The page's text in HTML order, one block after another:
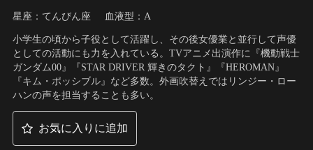
星座：てんびん座 血液型：A
小学生の頃から子役として活躍し、その後女優業と並行して声優
としての活動にも力を入れている。TVアニメ出演作に『機動戦士
ガンダム00』『STAR DRIVER 輝きのタクト』『HEROMAN』
『キム・ポッシブル』など多数。外画吹替えではリンジー・ロー
ハンの声を担当することも多い。
お気に入りに追加